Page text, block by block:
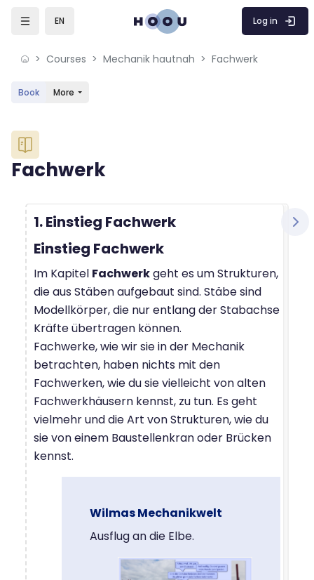
Skip to sidebar navigation menu
Skip to mobile navigation menu
Skip to sidebar hidden blocks
EN Log in
Courses Mechanik hautnah Fachwerk
Book More
Blocks
Fachwerk
Blocks
Completion requirements
1. Einstieg Fachwerk
Einstieg Fachwerk
Im Kapitel Fachwerkgeht es um Strukturen,
die aus Stäben aufgebaut sind. Stäbe sind
Modellkörper, die nur entlang der Stabachse
Kräfte übertragen können.
Fachwerke, wie wir sie in der Mechanik
betrachten, haben nichts mit den
Fachwerken, wie du sie vielleicht von alten
Fachwerkhäusern kennst, zu tun. Es geht
vielmehr und die Art von Strukturen, wie du
sie von einem Baustellenkran oder Brücken
kennst.
Wilmas Mechanikwelt
Ausflug an die Elbe.